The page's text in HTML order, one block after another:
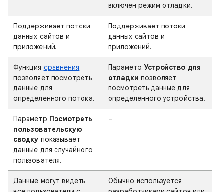
включен режим отладки.
Поддерживает потоки
данных сайтов и
приложений.
Поддерживает потоки
данных сайтов и
приложений.
Функция сравнения
позволяет посмотреть
данные для
определенного потока.
Параметр Устройство для
отладки позволяет
посмотреть данные для
определенного устройства.
Параметр Посмотреть
пользовательскую
сводку показывает
данные для случайного
пользователя.
–
Данные могут видеть
Обычно используется